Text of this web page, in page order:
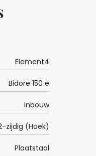
Element4
Bidore 150 e
Inbouw
zijdig (Hoek)
Plaatstaal